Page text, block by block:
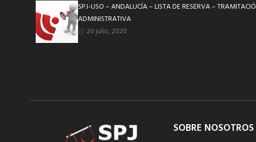
SPJ-USO – ANDALUCÍA – LISTA DE RESERVA –
ADMINISTRATIVA
20 julio, 2020
SOBRE NOSOTROS